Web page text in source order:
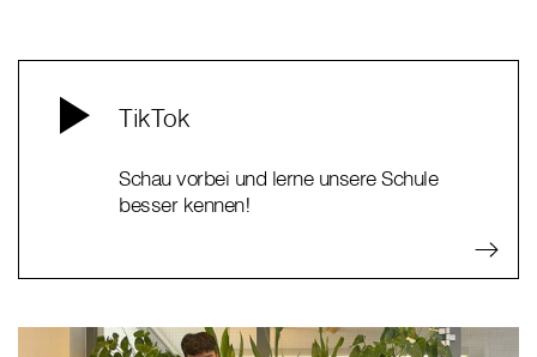
TikTok
Schau vorbei und lerne unsere Schule
besser kennen!